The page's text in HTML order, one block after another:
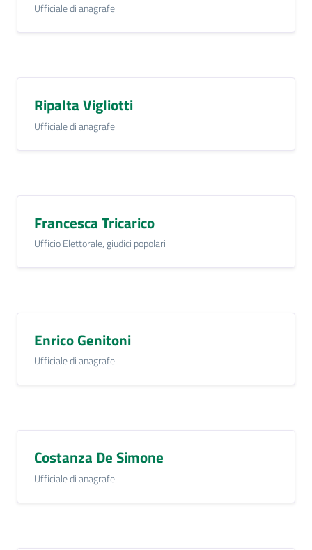
Ufficiale di anagrafe
Ripalta Vigliotti
Ufficiale di anagrafe
Francesca Tricarico
Ufficio Elettorale, giudici popolari
Enrico Genitoni
Ufficiale di anagrafe
Costanza De Simone
Ufficiale di anagrafe